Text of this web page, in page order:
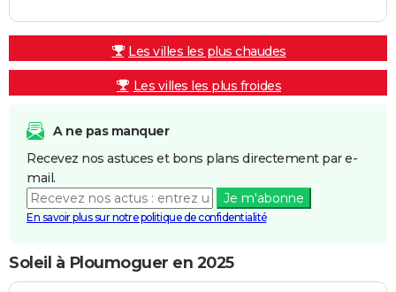
Les villes les plus chaudes
Les villes les plus froides
A ne pas manquer
Recevez nos astuces et bons plans directement par e-
mail.
Je m'abonne
En savoir plus sur notre politique de confidentialité
Soleil à Ploumoguer en 2025